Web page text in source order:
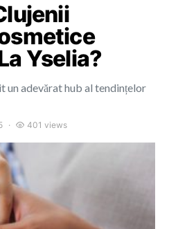
Yselia?
un adevărat hub al tendințelor
401 views